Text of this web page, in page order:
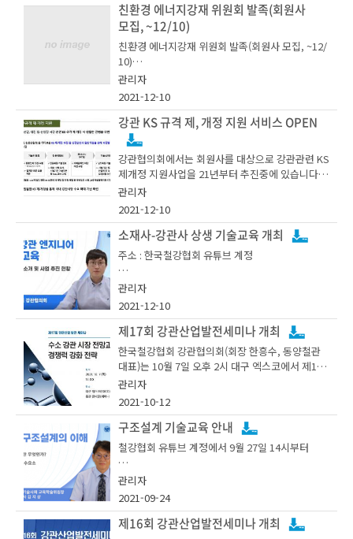
발표 등 산업 전반의 경쟁력 제고에 기여한 유공자
를 대상으로 상을 수여했다"고 말했다.
한편, 강관협의회는 강관산업의 대외 경쟁력 향상
과 강관산업 발전에 기여하기 위해 2005년 3월 발
족한 위원회다. 세아제강, 현대제철, 하이스틸 등 1
7개 국내 주요 강관업체가 회원사로 참여하고 있
다.
강관협의회는 수소분야 수요확대를 위해 글로벌 수
소시장을 분석하고, 극한 환경에너지용 강관 시장
조사 및 국내외 하이퍼루프 강관 시장동향도 조사
한다.
또한 강관 버팀보 설계 기준 마련, 고강도 강관 시장
확대를 위한 강구조 설계기준 개정 등을 통해 건설
산업안전 제고에 기여할 예정이다.
이외에도 강관협의회는 세미나 및 건축구조용 공로
상 운영을 통해 건축 구조용 강관의 우수성을 홍보
할 계획이다.
강관협의회 엄정근 회장은 “국내 강관산업은 고유
가 전망으로 북미시장 중심의 에너지 수요가 지속
적으로 증가함에도 불구하고, 건설수요 부진으로
강관업계를 둘러싼 환경은 녹록치 않을 것이라고
말하고, 급변하는 환경변화에 대응하여 강관산업의
경쟁력을 높이기 위해 최선을 다하자” 고 말했다.
이번 이사회에는 엄정근 회장(하이스틸 대표) 이외
에 세아제강 김석일 대표, 현대제철의 김정갑 상무,
휴스틸 정현용 이사, 동양철관 전희균 상무, 넥스틸
최철균 상무, 금강공업 오현진 전무, 현대알비 이상
철 대표, 창원벤딩 이재천 사장, 웰텍 윤석철 사장
등 14명이 참석했다.
수요확대에 기여하였으며, 충남대학교 이강민 교수
는 강관을 활용한 모듈러 구조 연구를 통해 최근 수
요가 증가하고 있는 모듈러 구조에 강관 모듈구조
시스템을 개발하는데 큰 역할을 하였다. 건축구조
기술사회 김지상 부회장은 강관구조 접합부 설계법
을 개발하여 강관구조설계 활성화에 큰 도움을 주
었으며. 최근 설계 프로그램까지 개발하여 배포한
바 있다.
금일 시상식은 강구조학회 이사회를 겸하여 진행되
었으며, 사진 왼쪽부터 한국철강협회 허대영 본부
장, 충남대학교 이강민 교수, 서울과학기술대학교
윤석구 교수, 강구조학회 최동호 회장이다.
주요 추진 중인 연구용역은 하기와 같습니다.
1. 수소사회 진전에 따른 강관시장 조사
- 수소 저장, 운송 등 신규 수요 조사
- 강관 업계 시사점 발굴을 통한 기술 경쟁력 확보
방안 도출
2. 중동, 호주, 아프리카 강관시장 조사
- 시장 현황, 요구 품질 및 주요 프로젝트 등 신흥
시장의 강관 시장 조사
3. 강관 2030 기술개발 로드맵 개발
- 탈 탄소화, 뉴 모빌리티 발전 등 메가트렌드를 기
반으로한 강관 요소기술 조사
- 국내 강관 시장을 반영한 요소기술 개발조사를
바탕으로 업계 기술경쟁력 강화 지원
※ 위 자료는 회원사 분들께만 공개되는 비공개자
료입니다.
친환경 에너지강재 위원회 발족(회원사
모집, ~12/10)
친환경 에너지강재 위원회 발족(회원사 모집, ~12/
10)
- 수요개발실 조규언 계장(02-559-3563, gyueon.
jo@ekosa.or.kr)
관리자
2021-12-10
강관 KS 규격 제, 개정 지원 서비스 OPEN
강관협의회에서는 회원사를 대상으로 강관관련 KS
제개정 지원사업을 21년부터 추진중에 있습니다.
관심있는 회원사께서는 철강협회 수요개발실로 연
락주시기 바랍니다.
- 수요개발실 조규언 계장(02-559-3563, gyueon.
관리자
2021-12-10
소재사-강관사 상생 기술교육 개최
주소 : 한국철강협회 유튜브 계정
강연내용
- 강관협의회 소개 및 사업 추진 현황(조규언
계장)
- 열연 생산 공정 및 주요 제품(성준경 과장)
- 후판 생산 공정 및 주요 제품(김기언 대리)
- 강관 규격 및 인증 절차(박철홍 대리)
관리자
2021-12-10
제17회 강관산업발전세미나 개최
한국철강협회 강관협의회(회장 한흥수, 동양철관
대표)는 10월 7일 오후 2시 대구 엑스코에서 제17
회 강관산업발전세미나를 개최했다. 이번 세미나는
코로나 거리두기에 따라 제한된 인원만 현장에서
참석하였으며, 유튜브를 통해 온라인으로 생중계되
었다.
로나19 위기에서도 강관업계가 빠르게 대응하여
부진에서 점차 벗어나는 모습”이라고 말하며 “오늘
세미나는 新수요 발굴을 위해 전 세계의 공통 이슈
인 탄소 중립에 대응하여 우리나라가 수소수송용
관리자
2021-10-12
구조설계 기술교육 안내
철강협회 유튜브 계정에서 9월 27일 14시부터
구조설계 기술교육 영상을 OPEN 합니다. 많은 시
청 바랍니다.
관리자
2021-09-24
제16회 강관산업발전세미나 개최